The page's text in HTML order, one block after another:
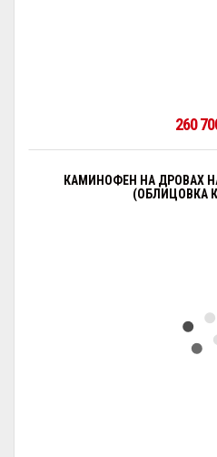
260
КАМИНОФЕН НА ДРОВАХ
(ОБЛИЦОВКА